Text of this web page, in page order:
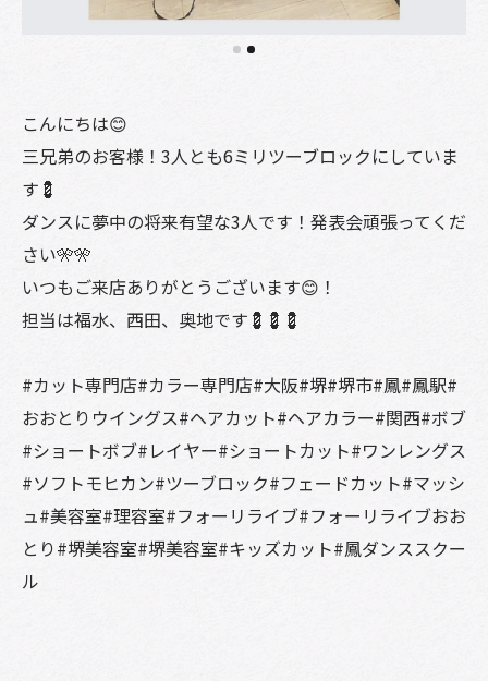
こんにちは😊
三兄弟のお客様！3人とも6ミリツーブロックにしていま
す💈
ダンスに夢中の将来有望な3人です！発表会頑張ってくだ
さい🎌🎌
いつもご来店ありがとうございます😊！
担当は福水、西田、奥地です💈💈💈
#カット専門店#カラー専門店#大阪#堺#堺市#鳳#鳳駅#
おおとりウイングス#ヘアカット#ヘアカラー#関西#ボブ
#ショートボブ#レイヤー#ショートカット#ワンレングス
#ソフトモヒカン#ツーブロック#フェードカット#マッシ
ュ#美容室#理容室#フォーリライブ#フォーリライブおお
とり#堺美容室#堺美容室#キッズカット#鳳ダンススクー
ル